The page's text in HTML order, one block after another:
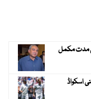
مدت مکمل
ٹیسٹ سیریز ، انگلینڈ کا 16 رکنی اسکواڈ